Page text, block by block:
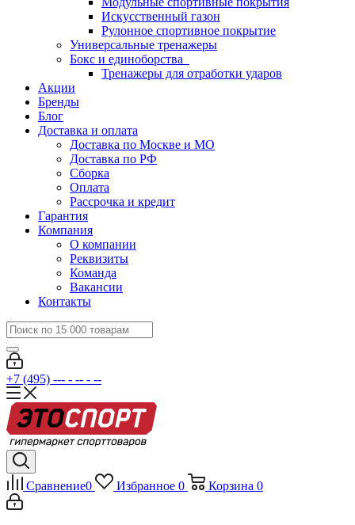
Искусственный газон
Рулонное спортивное покрытие
Универсальные тренажеры
Бокс и единоборства
Тренажеры для отработки ударов
Акции
Бренды
Блог
Доставка и оплата
Доставка по Москве и МО
Доставка по РФ
Сборка
Оплата
Рассрочка и кредит
Гарантия
Компания
О компании
Реквизиты
Команда
Вакансии
Контакты
+7 (495) --- - -- - --
Сравнение0 Избранное 0 Корзина 0